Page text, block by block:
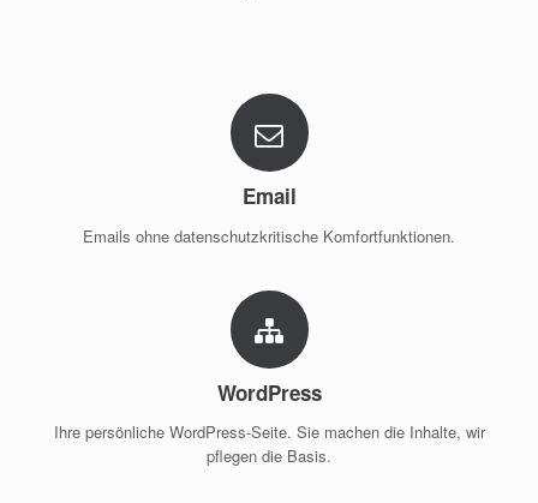
Email
Emails ohne datenschutzkritische Komfortfunktionen.
WordPress
Ihre persönliche WordPress-Seite. Sie machen die Inhalte, wir
pflegen die Basis.